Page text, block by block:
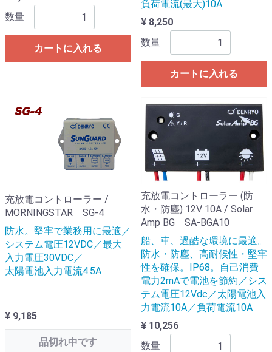
数量
カートに入れる
負荷電流(最大)10A
¥ 8,250
数量
カートに入れる
充放電コントローラー /
MORNINGSTAR SG-4
防水。堅牢で業務用に最適／
システム電圧12VDC／最大
入力電圧30VDC／
太陽電池入力電流4.5A
¥ 9,185
品切れ中です
充放電コントローラー (防
水・防塵) 12V 10A / Solar
Amp BG SA-BGA10
船、車、過酷な環境に最適。
防水・防塵、高耐候性・堅牢
性を確保。IP68。自己消費
電力2mAで電池を節約／シス
テム電圧12Vdc／太陽電池入
力電流10A／負荷電流10A
¥ 10,256
数量